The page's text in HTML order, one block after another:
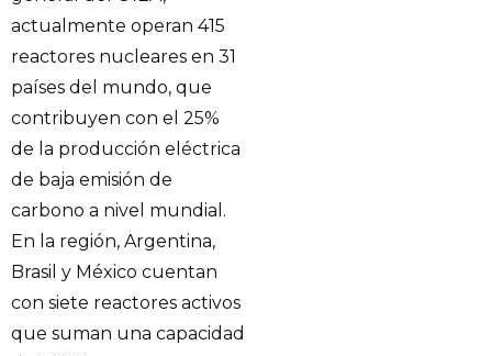
actualmente operan 415
reactores nucleares en 31
países del mundo, que
contribuyen con el 25%
de la producción eléctrica
de baja emisión de
carbono a nivel mundial.
En la región, Argentina,
Brasil y México cuentan
con siete reactores activos
que suman una capacidad